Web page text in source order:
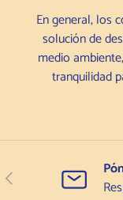
En general, los
solución de
medio
tranquilidad
Anterior